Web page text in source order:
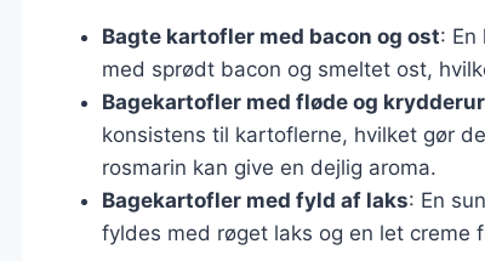
Bagte kartofler med bacon og ost:
med sprødt bacon og smeltet ost,
Bagekartofler med fløde og
konsistens til kartoflerne, hvilket gør
rosmarin kan give en dejlig aroma.
Bagekartofler med fyld af laks: En
fyldes med røget laks og en let creme